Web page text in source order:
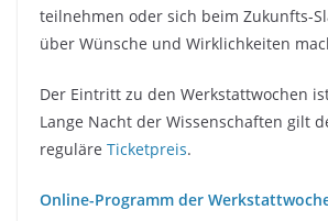
teilnehmen oder sich beim Zukunfts-
über Wünsche und Wirklichkeiten
Der Eintritt zu den Werkstattwochen
Lange Nacht der Wissenschaften gilt
reguläre Ticketpreis.
Online-Programm der